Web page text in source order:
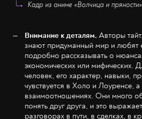
Кадр из аниме «Волчица и
Внимание к деталям. Авторы
знают придуманный мир и любят
подробно рассказывать о
экономических или мифических.
человек, его характер, навыки,
чувствуется в Холо и Лоуренсе, а
взаимоотношениях. Они много
понять друг друга, и это
разговорах в пути, в сделках, в